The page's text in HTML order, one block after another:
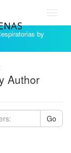
by
Author
Go